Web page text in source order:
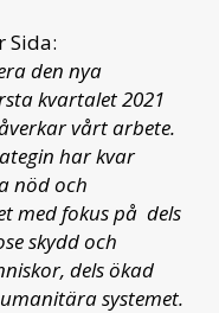
Sida:
den nya
kvartalet 2021
vårt arbete.
har kvar
nöd och
med fokus på dels
skydd och
dels ökad
systemet.